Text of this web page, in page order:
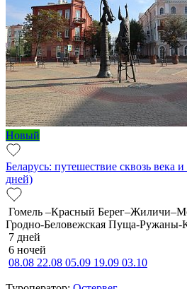
Новый
Беларусь: путешествие сквозь века
дней)
Гомель –Красный
Гродно-Беловежская Пуща-Ружаны-
7 дней
6 ночей
08.08 22.08 05.09 19.09 03.10